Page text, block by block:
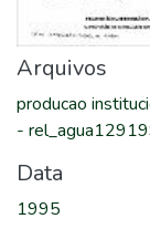
Arquivos
producao
-
Data
1995